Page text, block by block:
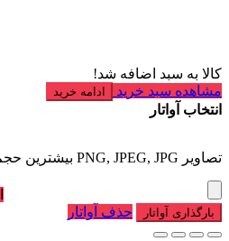
کالا به سبد اضافه شد!
مشاهده سبد خرید
ادامه خرید
انتخاب آواتار
تصاویر PNG, JPEG, JPG بیشترین حجم مجاز 3 مگابایت
بارگذاری آواتار حذف آواتار